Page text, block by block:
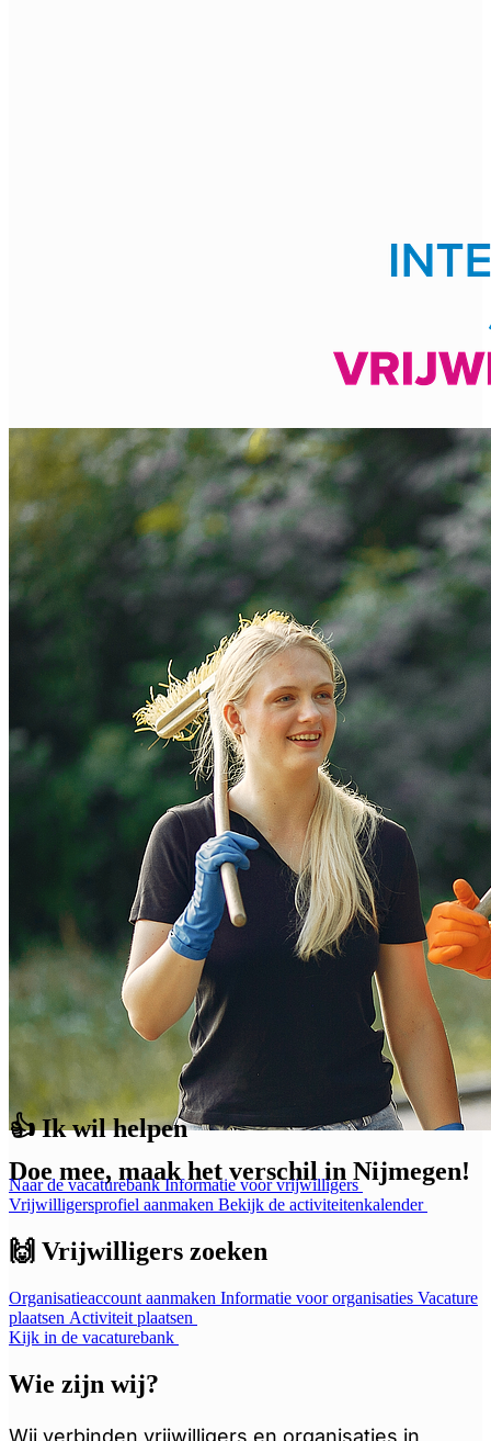
Doe mee, maak het verschil in Nijmegen!
👍 Ik wil helpen
Naar de vacaturebankInformatie voor vrijwilligers
Vrijwilligersprofiel aanmaken Bekijk de activiteitenkalender
🙌 Vrijwilligers zoeken
Organisatieaccount aanmaken Informatie voor organisaties Vacature
plaatsen Activiteit plaatsen
Kijk in de vacaturebank
Wie zijn wij?
Wij verbinden vrijwilligers en organisaties in